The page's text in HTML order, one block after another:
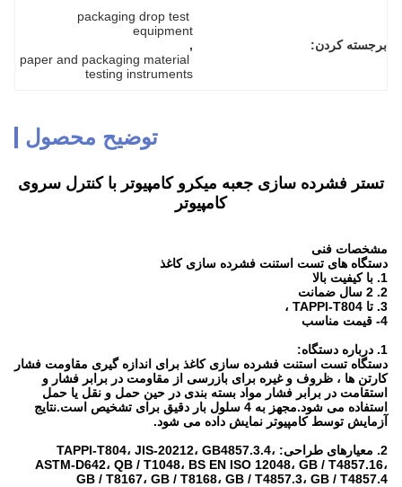
برجسته کردن:
packaging drop test
equipment
,
paper and packaging material
testing instruments
توضیح محصول
تستر فشرده سازی جعبه میکرو کامپیوتر با کنترل سروی
کامپیوتر
مشخصات فنی
دستگاه های تست استنت فشرده سازی کاغذ
1. با کیفیت بالا
2. 2 سال ضمانت
3. تا TAPPI-T804 ،
4- قیمت مناسب
1. درباره دستگاه:
دستگاه تست استنت فشرده سازی کاغذ برای اندازه گیری مقاومت فشار
کارتن ها ، ظروف و غیره برای بازرسی از مقاومت در برابر فشار و
استقامت در برابر فشار مواد بسته بندی در حین حمل و نقل یا حمل
استفاده می شود.مجهز به 4 سلول بار دقیق برای تشخیص است.نتایج
آزمایش توسط کامپیوتر نمایش داده می شود.
2. معیارهای طراحی:
TAPPI-T804، JIS-20212، GB4857.3.4،
ASTM-D642، QB / T1048، BS EN ISO 12048، GB / T4857.16،
GB / T8167، GB / T8168، GB / T4857.3، GB / T4857.4